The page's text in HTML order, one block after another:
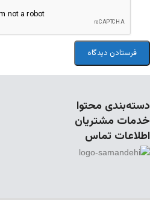
دسته‌بندی محتوا
خدمات مشتریان
اطلاعات تماس